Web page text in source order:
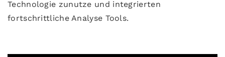
Technologie zunutze und integrierten
fortschrittliche Analyse Tools.